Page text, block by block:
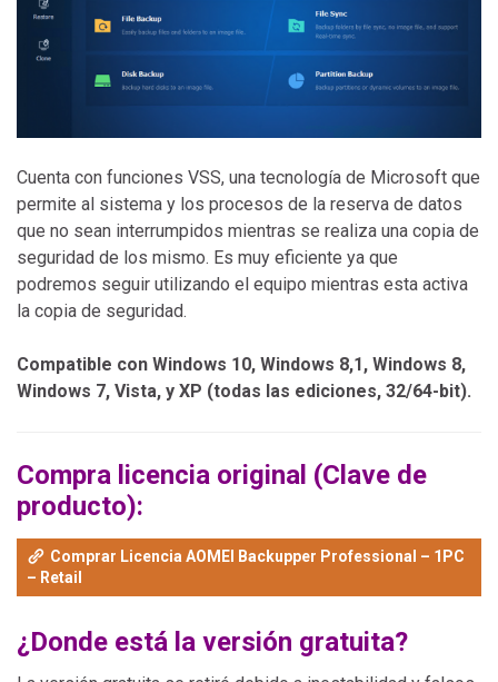
Cuenta con funciones VSS, una tecnología de Microsoft que
permite al sistema y los procesos de la reserva de datos
que no sean interrumpidos mientras se realiza una copia de
seguridad de los mismo. Es muy eficiente ya que
podremos seguir utilizando el equipo mientras esta activa
la copia de seguridad.
Compatible con Windows 10, Windows 8,1, Windows 8,
Windows 7, Vista, y XP (todas las ediciones, 32/64-bit).
Compra licencia original (Clave de
producto):
Comprar Licencia AOMEI Backupper Professional – 1PC
– Retail
¿Donde está la versión gratuita?